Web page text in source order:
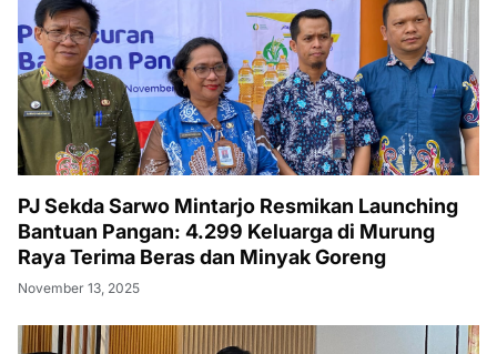
PJ Sekda Sarwo Mintarjo Resmikan Launching
Bantuan Pangan: 4.299 Keluarga di Murung
Raya Terima Beras dan Minyak Goreng
November 13, 2025